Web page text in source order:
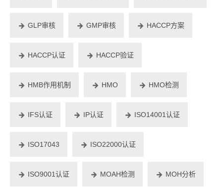
GLP审核 GMP审核 HACCP方案
HACCP认证 HACCP验证
HMB作用机制 HMO HMO检测
IFS认证 IP认证 ISO14001认证
ISO17043 ISO22000认证
ISO9001认证 MOAH检测 MOH分析